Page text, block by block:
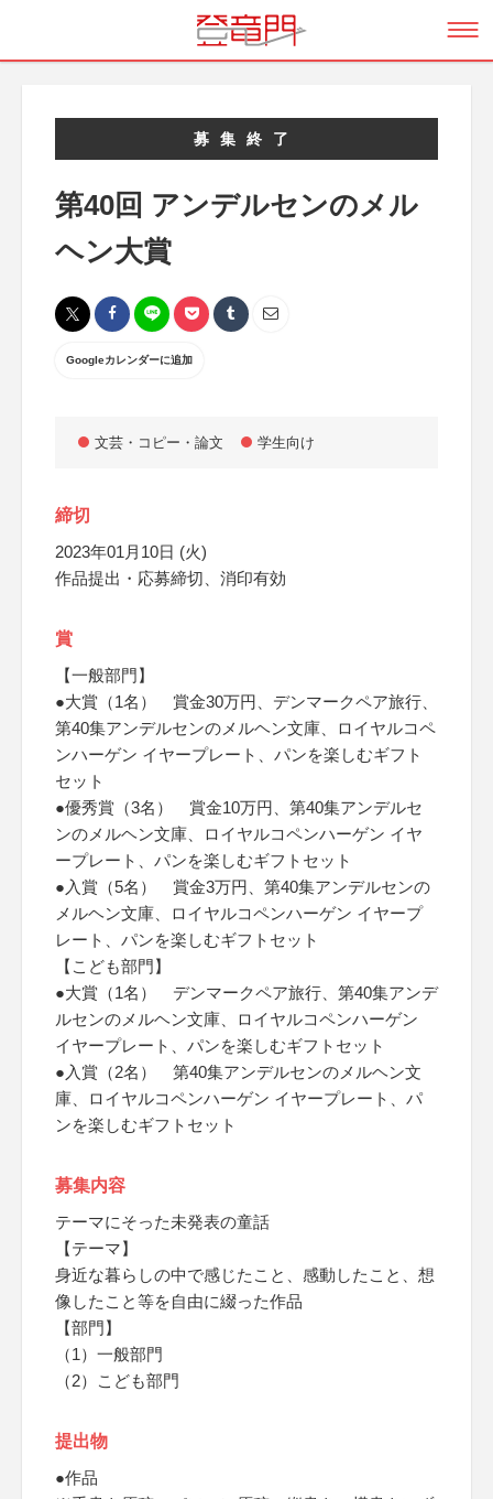
募集終了
第40回 アンデルセンのメル
ヘン大賞
Googleカレンダーに追加
文芸・コピー・論文 学生向け
締切
2023年01月10日 (火)
作品提出・応募締切、消印有効
賞
【一般部門】
●大賞（1名） 賞金30万円、デンマークペア旅行、
第40集アンデルセンのメルヘン文庫、ロイヤルコペ
ンハーゲン イヤープレート、パンを楽しむギフト
セット
●優秀賞（3名） 賞金10万円、第40集アンデルセ
ンのメルヘン文庫、ロイヤルコペンハーゲン イヤ
ープレート、パンを楽しむギフトセット
●入賞（5名） 賞金3万円、第40集アンデルセンの
メルヘン文庫、ロイヤルコペンハーゲン イヤープ
レート、パンを楽しむギフトセット
【こども部門】
●大賞（1名） デンマークペア旅行、第40集アンデ
ルセンのメルヘン文庫、ロイヤルコペンハーゲン
イヤープレート、パンを楽しむギフトセット
●入賞（2名） 第40集アンデルセンのメルヘン文
庫、ロイヤルコペンハーゲン イヤープレート、パ
ンを楽しむギフトセット
募集内容
テーマにそった未発表の童話
【テーマ】
身近な暮らしの中で感じたこと、感動したこと、想
像したこと等を自由に綴った作品
【部門】
（1）一般部門
（2）こども部門
提出物
●作品